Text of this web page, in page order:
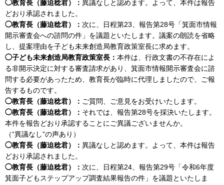
◯教育長（藤迫稔君）： 異議なしと認めます。よって、本件は報告
どおり承認されました。
◯教育長（藤迫稔君）： 次に、日程第23、報告第28号「箕面市情報
開示審査会への諮問の件」を議題といたします。議案の朗読を省略
し、提案理由を子ども未来創造局教育政策室長に求めます。
◯子ども未来創造局教育政策室長： 本件は、行政文書の不存在によ
る非開示決定に対する審査請求があり、箕面市情報開示審査会に諮
問する必要があったため、教育長が臨時に代理しましたので、ご報
告するものです。
◯教育長（藤迫稔君）： ご質問、ご意見をお受けいたします。
◯教育長（藤迫稔君）： それでは、報告第28号を採決いたします。
本件を報告どおり承認することにご異議ございませんか。
（“異議なし”の声あり）
◯教育長（藤迫稔君）： 異議なしと認めます。よって、本件は報告
どおり承認されました。
◯教育長（藤迫稔君）： 次に、日程第24、報告第29号「令和6年度
箕面子どもステップアップ調査結果報告の件」を議題といたしま